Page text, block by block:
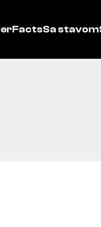
Sa stavom